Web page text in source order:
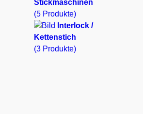
Stickmaschinen
(5 Produkte)
Interlock /
Kettenstich
(3 Produkte)